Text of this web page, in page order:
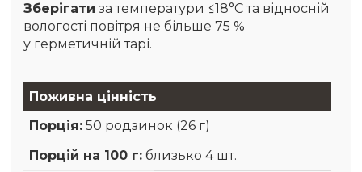
Зберігати за температури ≤18°C та відносній
вологості повітря не більше 75 %
у герметичній тарі.
Поживна цінність
Порція: 50 родзинок (26 г)
Порцій на 100 г: близько 4 шт.